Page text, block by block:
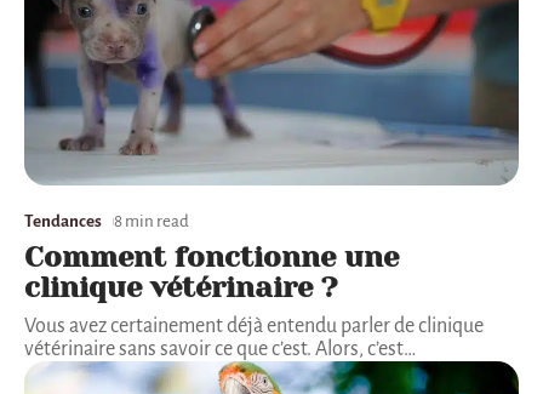
Tendances 8 min read
Comment fonctionne une
clinique vétérinaire ?
Vous avez certainement déjà entendu parler de clinique
vétérinaire sans savoir ce que c’est. Alors, c’est…